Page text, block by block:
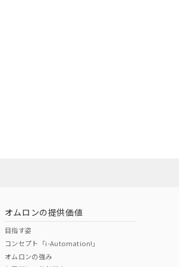
オムロンの提供価値
目指す姿
コンセプト「i-Automation!」
オムロンの強み